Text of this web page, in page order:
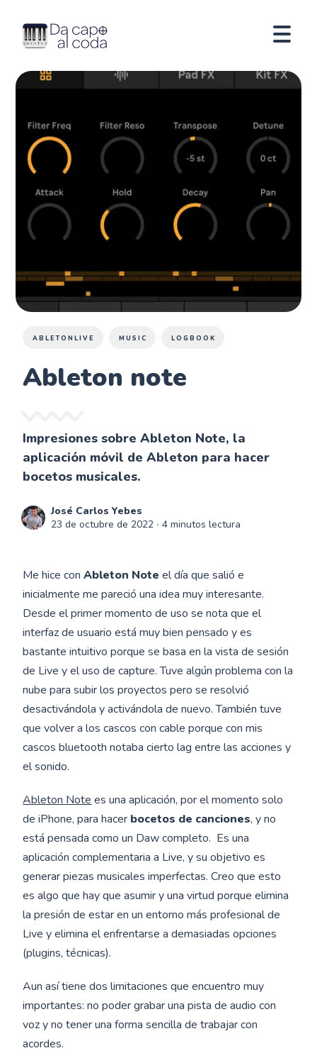
ABLETONLIVE MUSIC LOGBOOK
Ableton note
Impresiones sobre Ableton Note, la
aplicación móvil de Ableton para hacer
bocetos musicales.
José Carlos Yebes
23 de octubre de 2022 ∙ 4 minutos lectura
Me hice conAbleton Note el día que salió e
inicialmente me pareció una idea muy interesante.
Desde el primer momento de uso se nota que el
interfaz de usuario está muy bien pensado y es
bastante intuitivo porque se basa en la vista de sesión
de Live y el uso de capture. Tuve algún problema con la
nube para subir los proyectos pero se resolvió
desactivándola y activándola de nuevo. También tuve
que volver a los cascos con cable porque con mis
cascos bluetooth notaba cierto lag entre las acciones y
el sonido.
Ableton Note es una aplicación, por el momento solo
de iPhone, para hacer bocetos de canciones, y no
está pensada como un Daw completo. Es una
aplicación complementaria a Live, y su objetivo es
generar piezas musicales imperfectas. Creo que esto
es algo que hay que asumir y una virtud porque elimina
la presión de estar en un entorno más profesional de
Live y elimina el enfrentarse a demasiadas opciones
(plugins, técnicas).
Aun así tiene dos limitaciones que encuentro muy
importantes: no poder grabar una pista de audio con
voz y no tener una forma sencilla de trabajar con
acordes.